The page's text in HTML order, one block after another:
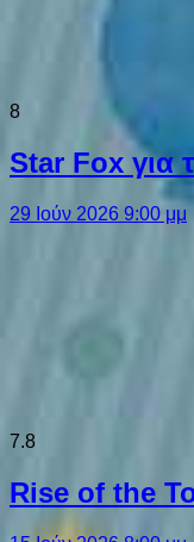
8
Star Fox για
29 Ιούν 2026 9:00 μμ
7.8
Rise of the